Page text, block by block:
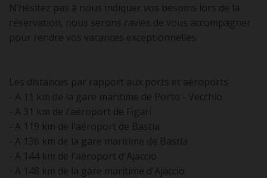
N’hésitez pas à nous indiquer vos besoins lors de la
réservation, nous serons ravies de vous accompagner
pour rendre vos vacances exceptionnelles.
Les distances par rapport aux ports et aéroports
- A 11 km de la gare maritime de Porto - Vecchio
- A 31 km de l'aéroport de Figari
- A 119 km de l'aéroport de Bastia
- A 136 km de la gare maritime de Bastia
- A 144 km de l'aéroport d'Ajaccio
- A 148 km de la gare maritime d'Ajaccio